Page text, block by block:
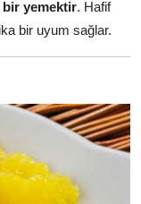
bir yemektir. Hafif
bir uyum sağlar.